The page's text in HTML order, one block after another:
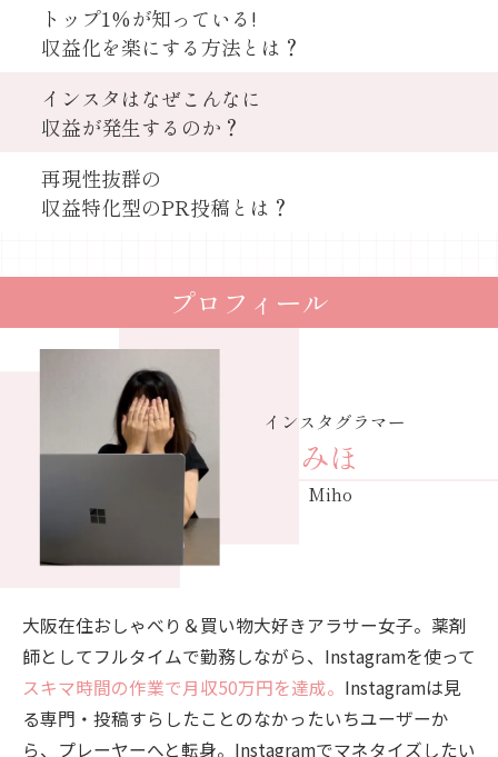
トップ1%が知っている!
収益化を楽にする方法とは？
インスタはなぜこんなに
収益が発生するのか？
再現性抜群の
収益特化型のPR投稿とは？
プロフィール
インスタグラマー
みほ
Miho
大阪在住おしゃべり＆買い物大好きアラサー女子。薬剤
師としてフルタイムで勤務しながら、Instagramを使って
スキマ時間の作業で月収50万円を達成。 Instagramは見
る専門・投稿すらしたことのなかったいちユーザーか
ら、プレーヤーへと転身。Instagramでマネタイズしたい